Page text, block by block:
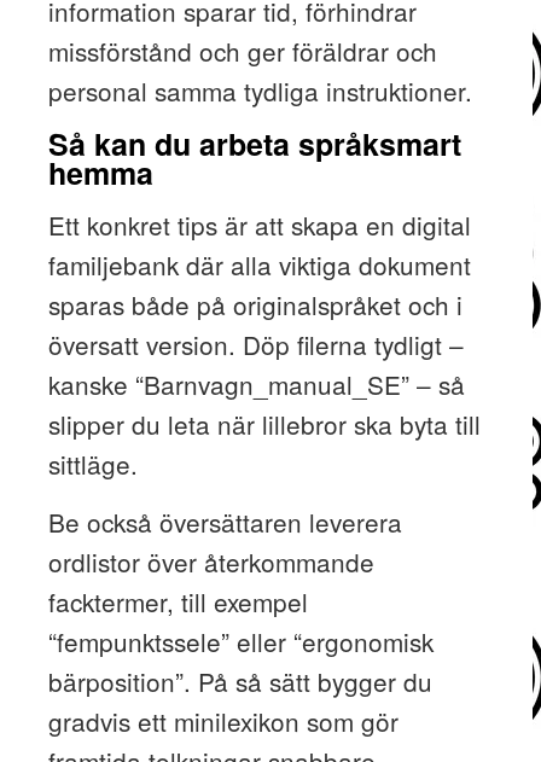
information sparar tid, förhindrar
missförstånd och ger föräldrar och
personal samma tydliga instruktioner.
Så kan du arbeta språksmart
hemma
Ett konkret tips är att skapa en digital
familjebank där alla viktiga dokument
sparas både på originalspråket och i
översatt version. Döp filerna tydligt –
kanske “Barnvagn_manual_SE” – så
slipper du leta när lillebror ska byta till
sittläge.
Be också översättaren leverera
ordlistor över återkommande
facktermer, till exempel
“fempunktssele” eller “ergonomisk
bärposition”. På så sätt bygger du
gradvis ett minilexikon som gör